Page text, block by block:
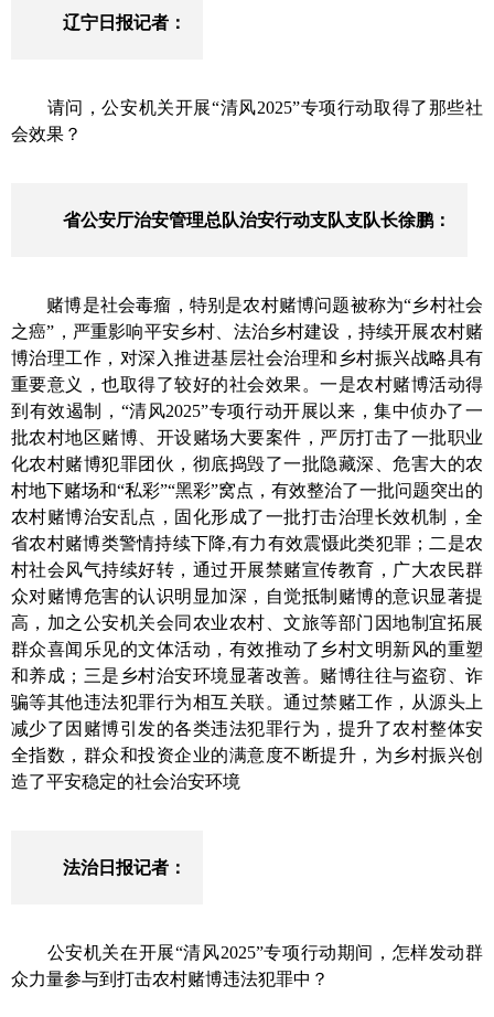
辽宁日报记者：
请问，公安机关开展“清风2025”专项行动取得了那些社
会效果？
省公安厅治安管理总队治安行动支队支队长徐鹏：
赌博是社会毒瘤，特别是农村赌博问题被称为“乡村社会
之癌”，严重影响平安乡村、法治乡村建设， 持续开展农村赌
博治理工作， 对深入推进基层社会治理和乡村振兴战略具有
重要意义
，也取得了较好的社会效果。一是农村赌博活动得
到有效遏制， “清风2025”专项行动开展以来 ，集中侦办了一
批农村地区赌博、开设赌场大要案件，严厉打击了一批职业
化农村赌博犯罪团伙，彻底捣毁了一批隐藏深、危害大的农
村地下赌场和“私彩”“黑彩”窝点，有效整治了一批问题突出的
农村赌博治安乱点，固化形成了一批打击治理长效机制， 全
省农村赌博类警情持续下降,有力有效震慑此类犯罪； 二是农
村社会风气持续好转 ， 通过开展禁赌宣传教育 ，广大农民群
众对赌博危害的认识明显加深， 自觉抵制赌博的意识显著提
高，加之公安机关会同农业农村、文旅等部门 因地制宜拓展
群众喜闻乐见的文体活动， 有效推动了乡村文明新风的重塑
和养成 ； 三是 乡村治安环境显著改善。赌博往往与盗窃 、诈
骗等其他违法犯罪行为相互关联。通过禁赌工作， 从源头上
减少了因赌博引发的各类违法犯罪行为， 提升了农村整体安
全指数 ， 群众和投资企业的满意度不断提升， 为乡村振兴创
造了平安稳定的社会治安环境
法治日报记者：
公安机关在开展“清风2025”专项行动期间，怎样发动群
众力量参与到打击农村赌博违法犯罪中？